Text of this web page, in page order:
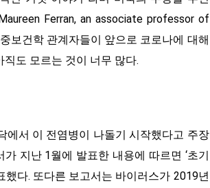
Ferran, an associate professor of
보건학 관계자들이 앞으로 코로나에 대해
도 모르는 것이 너무 많다.
에서 이 전염병이 나돌기 시작했다고 주장
지난 1월에 발표한 내용에 따르면 ‘초기
다. 또다른 보고서는 바이러스가 2019년